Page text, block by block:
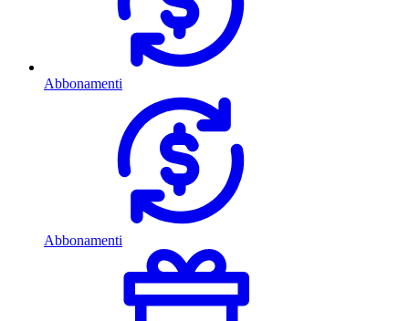
Abbonamenti
Abbonamenti